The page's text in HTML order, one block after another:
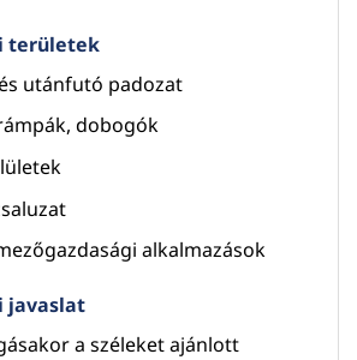
területek
utánfutó padozat
dobogók
alkalmazások
javaslat
a széleket ajánlott